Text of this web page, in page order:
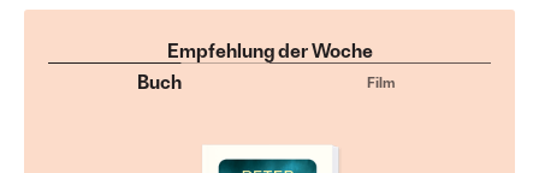
Empfehlung der Woche
Buch
Film